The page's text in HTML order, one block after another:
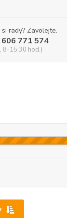
rady? Zavolejte.
771 574
8-15:30 hod.)